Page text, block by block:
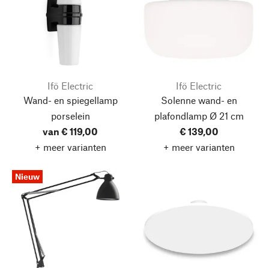
Ifö Electric
Wand- en spiegellamp
porselein
van € 119,00
+ meer varianten
Ifö Electric
Solenne wand- en
plafondlampØ 21 cm
€ 139,00
+ meer varianten
Nieuw